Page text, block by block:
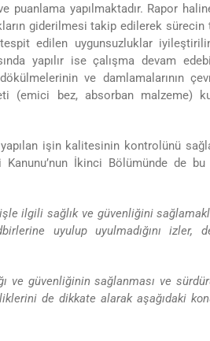
puanlama yapılmaktadır. Rapor
giderilmesi takip edilerek sürecin
edilen uygunsuzluklar
yapılır ise çalışma devam
ve damlamalarının
bez, absorban malzeme)
işin kalitesinin kontrolünü
Kanunu’nun İkinci Bölümünde de
işle ilgili sağlık ve güvenliğini
uyulup uyulmadığını izler,
ve güvenliğinin sağlanması ve
de dikkate alarak aşağıdaki